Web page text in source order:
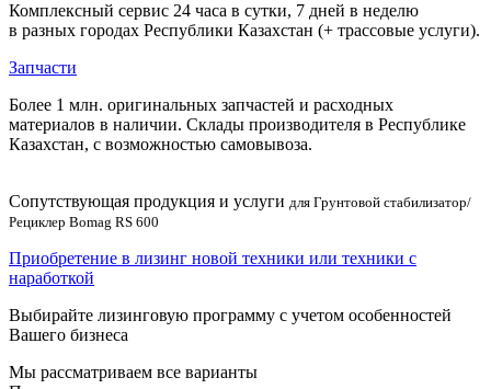
Комплексный сервис 24 часа в сутки, 7 дней в неделю
в разных городах Республики Казахстан (+ трассовые услуги).
Запчасти
Более 1 млн. оригинальных запчастей и расходных
материалов в наличии. Склады производителя в Республике
Казахстан, с возможностью самовывоза.
Сопутствующая продукция и услуги для Грунтовой стабилизатор/
Рециклер Bomag RS 600
Приобретение в лизинг новой техники или техники с
наработкой
Выбирайте лизинговую программу с учетом особенностей
Вашего бизнеса
Мы рассматриваем все варианты